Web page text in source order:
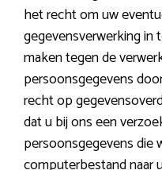
het recht om uw
gegevensverwerking
maken tegen de
persoonsgegevens
recht op
dat u bij ons een
persoonsgegevens die